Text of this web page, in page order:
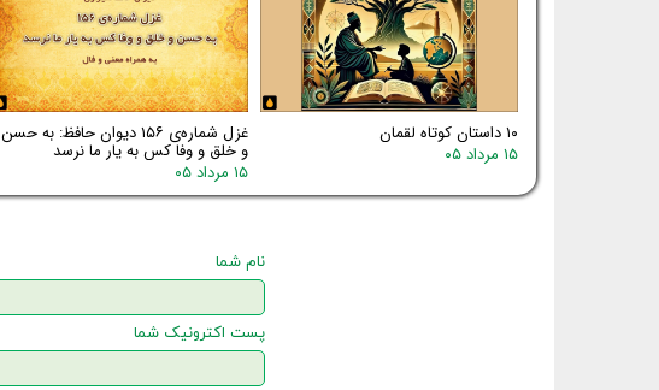
۱۰ داستان کوتاه لقمان
۱۵ مرداد ۰۵
غزل شماره‌ی ۱۵۶ دیوان حافظ: به حسن
و خلق و وفا کس به یار ما نرسد
۱۵ مرداد ۰۵
نام شما
پست اکترونیک شما